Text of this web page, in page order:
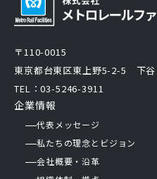
〒110-0015
東京都台東区東上野5-2-5 下
TEL：03-5246-3911
企業情報
代表メッセージ
私たちの理念とビジョン
会社概要・沿革